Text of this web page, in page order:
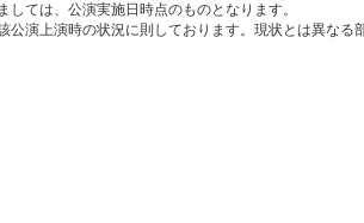
ては、公演実施日時点のものとなります。
演上演時の状況に則しております。現状とは異なる